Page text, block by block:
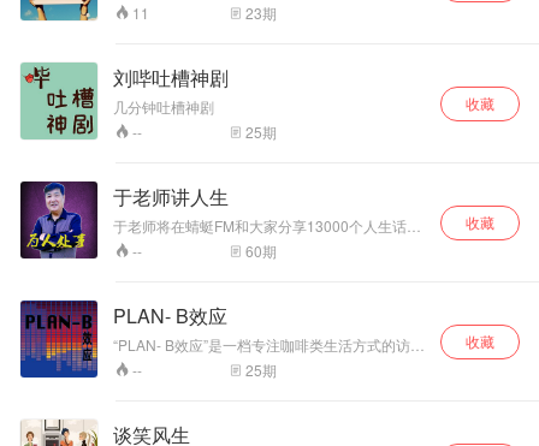
11
23期
刘哔吐槽神剧
几分钟吐槽神剧
--
25期
收藏
于老师讲人生
于老师将在蜻蜓FM和大家分享13000个人生话
题。每周日晚8点和您相约。
-- 60期
收藏
PLAN- B效应
“PLAN- B效应”是一档专注咖啡类生活方式的访谈
闲聊类播客节目，由PLAN-B COFFEE出品主
持，每期畅聊热点设计摄影各类话题，分享旅行
热爱音乐，追求时尚，努力工作，享受咖啡。 让
PLAN- B事件发生，真实的思考和观点的输出不
-- 25期
收藏
谈笑风生